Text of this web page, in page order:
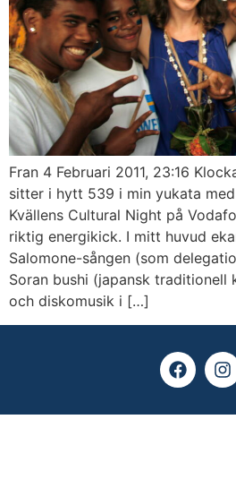
Fran 4 Februari 2011, 23:16
sitter i hytt 539 i min yukata
Kvällens Cultural Night på
riktig energikick. I mitt huvud
Salomone-sången (som
Soran bushi (japansk traditionell
och diskomusik i […]